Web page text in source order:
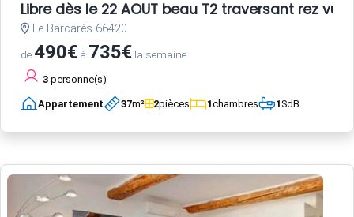
Libre dès le 22 AOUT beau T2 traversant rez
Le Barcarès 66420
de490€ à 735€ la semaine
3 personne(s)
Appartement 37m² 2pièces 1chambres 1SdB